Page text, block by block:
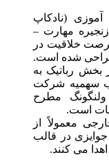
(نادکاپ
مهارت –
خلاقیت در
شده است.
بخش رباتیک به
سهمیه شرکت
ولنگونگ مطرح
است.
معمولاً از
در قالب
می کنند.